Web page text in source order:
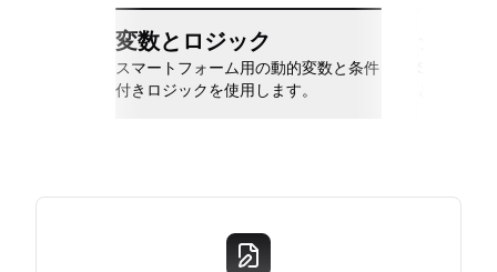
変数とロジック
スマートフォーム用の動的変数と条件
付きロジックを使用します。